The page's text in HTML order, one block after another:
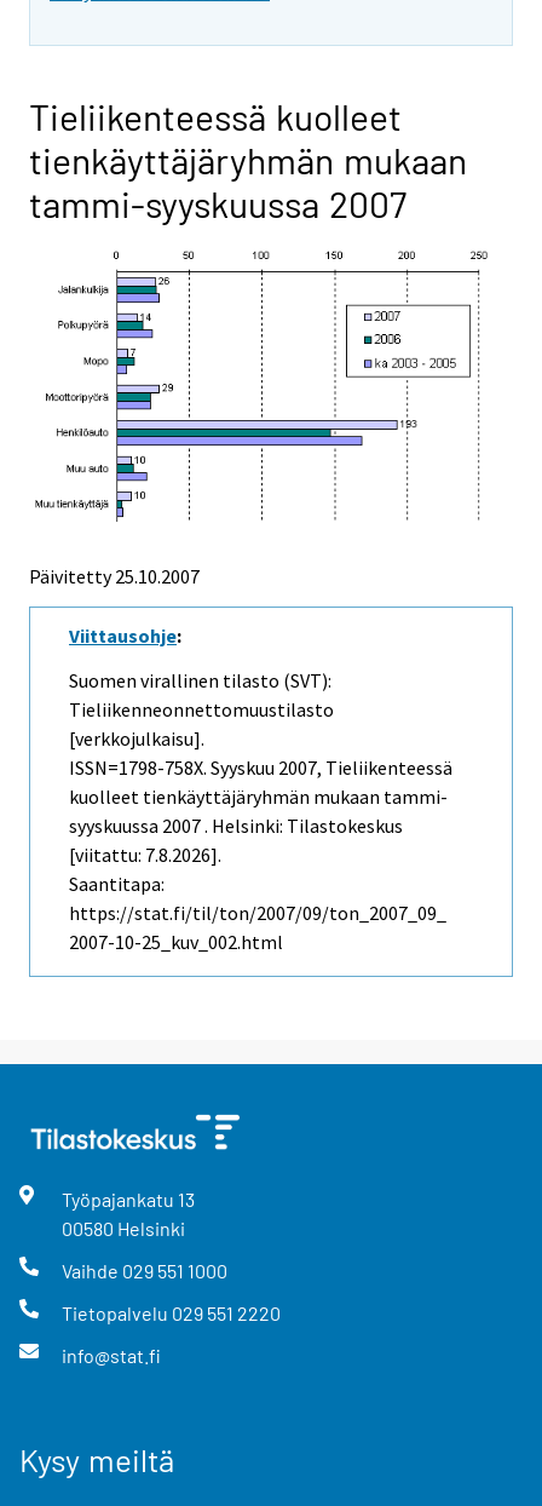
Tieliikenteessä kuolleet
tienkäyttäjäryhmän mukaan
tammi-syyskuussa 2007
Päivitetty25.10.2007
Viittausohje:
Suomen virallinen tilasto (SVT):
Tieliikenneonnettomuustilasto
[verkkojulkaisu].
ISSN=1798-758X. Syyskuu 2007, Tieliikenteessä
kuolleet tienkäyttäjäryhmän mukaan tammi-
syyskuussa 2007 . Helsinki: Tilastokeskus
[viitattu: 7.8.2026].
Saantitapa:
https://stat.fi/til/ton/2007/09/ton_2007_09_
2007-10-25_kuv_002.html
Työpajankatu 13
00580 Helsinki
Vaihde 029 551 1000
Tietopalvelu 029 551 2220
info@stat.fi
Kysy meiltä